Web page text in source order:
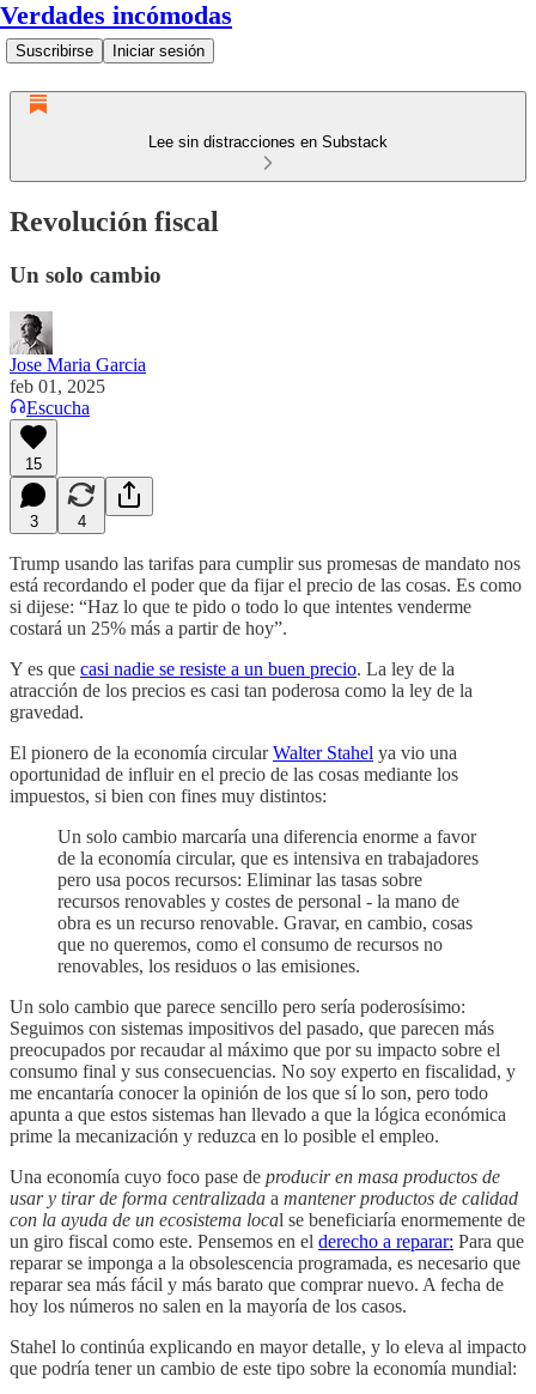
Verdades incómodas
Suscribirse Iniciar sesión
Lee sin distracciones en Substack
Revolución fiscal
Un solo cambio
Jose Maria Garcia
feb 01, 2025
Escucha
15
3 4
Trump usando las tarifas para cumplir sus promesas de mandato nos
está recordando el poder que da fijar el precio de las cosas. Es como
si dijese: “Haz lo que te pido o todo lo que intentes venderme
costará un 25% más a partir de hoy”.
Y es que casi nadie se resiste a un buen precio. La ley de la
atracción de los precios es casi tan poderosa como la ley de la
gravedad.
El pionero de la economía circularWalter Stahel ya vio una
oportunidad de influir en el precio de las cosas mediante los
impuestos, si bien con fines muy distintos:
Un solo cambio marcaría una diferencia enorme a favor
de la economía circular, que es intensiva en trabajadores
pero usa pocos recursos: Eliminar las tasas sobre
recursos renovables y costes de personal - la mano de
obra es un recurso renovable. Gravar, en cambio, cosas
que no queremos, como el consumo de recursos no
renovables, los residuos o las emisiones.
Un solo cambio que parece sencillo pero sería poderosísimo:
Seguimos con sistemas impositivos del pasado, que parecen más
preocupados por recaudar al máximo que por su impacto sobre el
consumo final y sus consecuencias. No soy experto en fiscalidad, y
me encantaría conocer la opinión de los que sí lo son, pero todo
apunta a que estos sistemas han llevado a que la lógica económica
prime la mecanización y reduzca en lo posible el empleo.
Una economía cuyo foco pase de producir en masa productos de
usar y tirar de forma centralizada a mantener productos de calidad
con la ayuda de un ecosistema local se beneficiaría enormemente de
un giro fiscal como este. Pensemos en el derecho a reparar: Para que
reparar se imponga a la obsolescencia programada, es necesario que
reparar sea más fácil y más barato que comprar nuevo. A fecha de
hoy los números no salen en la mayoría de los casos.
Stahel lo continúa explicando en mayor detalle, y lo eleva al impacto
que podría tener un cambio de este tipo sobre la economía mundial: